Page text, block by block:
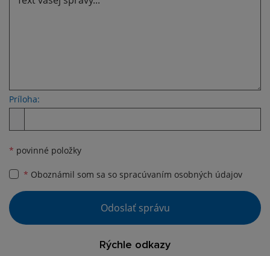
Príloha:
* povinné položky
* Oboznámil som sa so spracúvaním osobných údajov
Google reCaptcha Response
Odoslať správu
Rýchle odkazy